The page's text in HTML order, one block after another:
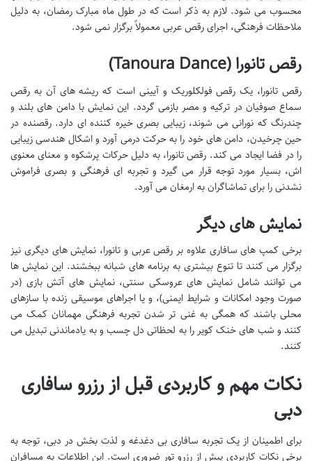
محسوب می شود. لازم به ذکر است که در طول ماه مبارک رمضان، به دلیل
ملاحظات فرهنگی، اجرای رقص عربی معمولاً برگزار نمی شود.
رقص تانورا (Tanoura Dance)
رقص تانورا، یک رقص فولکلوریک و آیینی است که ریشه های آن به رقص
سماع صوفیان در ترکیه و مصر بازمی گردد. این نمایش با دامن های بلند و
چندرنگ که نورانی می شوند، زیبایی بصری خیره کننده ای دارد. رقصنده در
حین چرخیدن، دامن های خود را به حرکت درمی آورد و اشکال هندسی زیبایی
را در فضا ایجاد می کند. رقص تانورا، به دلیل حرکات پرشکوه و معنای معنوی
اش، بسیار مورد توجه قرار می گیرد و تجربه ای فرهنگی و بصری فراموش
نشدنی را برای تماشاگران به ارمغان می آورد.
نمایش های دیگر
برخی کمپ های سافاری علاوه بر رقص عربی و تانورا، نمایش های دیگری نیز
برگزار می کنند تا تنوع بیشتری به برنامه های شبانه ببخشند. این نمایش ها
می توانند شامل نمایش های عروسکی سنتی، نمایش های آتش بازی (در
صورت وجود امکانات و شرایط ایمنی)، و یا اجراهای موسیقی زنده با سازهای
محلی باشند که همگی به غنی تر شدن تجربه فرهنگی مهمانان کمک می
کنند و شب های خنک کویر را به لحظاتی دل چسب و به یادماندنی تبدیل می
کنند.
نکات مهم و کاربردی قبل از رزرو سافاری
دبی
برای اطمینان از یک تجربه سافاری بی دغدغه و لذت بخش در دبی، توجه به
برخی نکات کاربردی پیش از رزرو تور ضروری است. این اطلاعات به مسافران